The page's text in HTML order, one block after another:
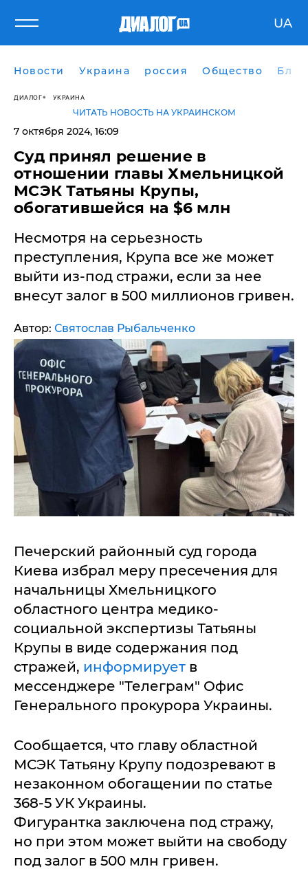
UA
Новости Украина россия Общество
ДИАЛОГ УКРАИНА
ЧИТАТЬ НОВОСТЬ НА УКРАИНСКОМ
7 октября 2024, 16:09
Суд принял решение в
отношении главы Хмельницкой
МСЭК Татьяны Крупы,
обогатившейся на $6 млн
Несмотря на серьезность
преступления, Крупа все же может
выйти из-под стражи, если за нее
внесут залог в 500 миллионов гривен.
Автор: Святослав Рыбальченко
Печерский районный суд города
Киева избрал меру пресечения для
начальницы Хмельницкого
областного центра медико-
социальной экспертизы Татьяны
Крупы в виде содержания под
стражей, информирует в
мессенджере "Телеграм" Офис
Генерального прокурора Украины.
Сообщается, что главу областной
МСЭК Татьяну Крупу подозревают в
незаконном обогащении по статье
368-5 УК Украины.
Фигурантка заключена под стражу,
но при этом может выйти на свободу
под залог в 500 млн гривен.